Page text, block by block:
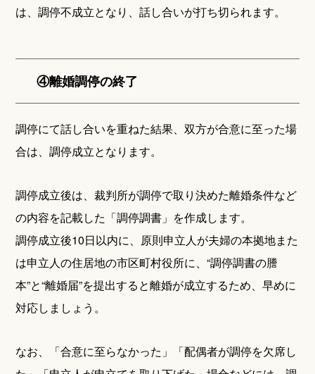
は、調停不成立となり、話し合いが打ち切られます。
④離婚調停の終了
調停にて話し合いを重ねた結果、双方が合意に至った場
合は、調停成立となります。
調停成立後は、裁判所が調停で取り決めた離婚条件など
の内容を記載した「調停調書」を作成します。
調停成立後10日以内に、原則申立人が夫婦の本拠地また
は申立人の住居地の市区町村役所に、“調停調書の謄
本”と“離婚届”を提出すると離婚が成立するため、早めに
対応しましょう。
なお、「合意に至らなかった」「配偶者が調停を欠席し